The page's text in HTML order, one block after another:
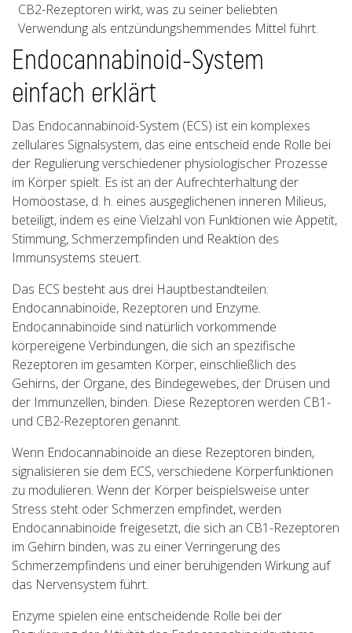
CB2-Rezeptoren wirkt, was zu seiner beliebten
Verwendung als entzündungshemmendes Mittel führt.
Endocannabinoid-System
einfach erklärt
Das Endocannabinoid-System (ECS) ist ein komplexes
zelluläres Signalsystem, das eine entscheid ende Rolle bei
der Regulierung verschiedener physiologischer Prozesse
im Körper spielt. Es ist an der Aufrechterhaltung der
Homöostase, d. h. eines ausgeglichenen inneren Milieus,
beteiligt, indem es eine Vielzahl von Funktionen wie Appetit,
Stimmung, Schmerzempfinden und Reaktion des
Immunsystems steuert.
Das ECS besteht aus drei Hauptbestandteilen:
Endocannabinoide, Rezeptoren und Enzyme.
Endocannabinoide sind natürlich vorkommende
körpereigene Verbindungen, die sich an spezifische
Rezeptoren im gesamten Körper, einschließlich des
Gehirns, der Organe, des Bindegewebes, der Drüsen und
der Immunzellen, binden. Diese Rezeptoren werden CB1-
und CB2-Rezeptoren genannt.
Wenn Endocannabinoide an diese Rezeptoren binden,
signalisieren sie dem ECS, verschiedene Körperfunktionen
zu modulieren. Wenn der Körper beispielsweise unter
Stress steht oder Schmerzen empfindet, werden
Endocannabinoide freigesetzt, die sich an CB1-Rezeptoren
im Gehirn binden, was zu einer Verringerung des
Schmerzempfindens und einer beruhigenden Wirkung auf
das Nervensystem führt.
Enzyme spielen eine entscheidende Rolle bei der